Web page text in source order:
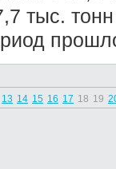
тыс.
13 14 15 16 17 18 19